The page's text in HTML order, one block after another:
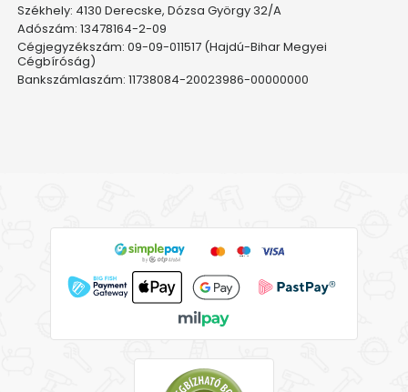
Székhely: 4130 Derecske, Dózsa György 32/A
Adószám: 13478164-2-09
Cégjegyzékszám: 09-09-011517 (Hajdú-Bihar Megyei
Cégbíróság)
Bankszámlaszám: 11738084-20023986-00000000